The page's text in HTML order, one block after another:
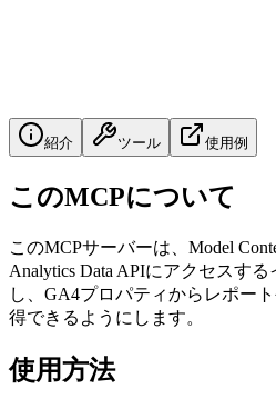
紹介 ツール 使用例
このMCPについて
このMCPサーバーは、Model
Analytics Data APIにアクセスす
し、GA4プロパティからレポー
得できるようにします。
使用方法